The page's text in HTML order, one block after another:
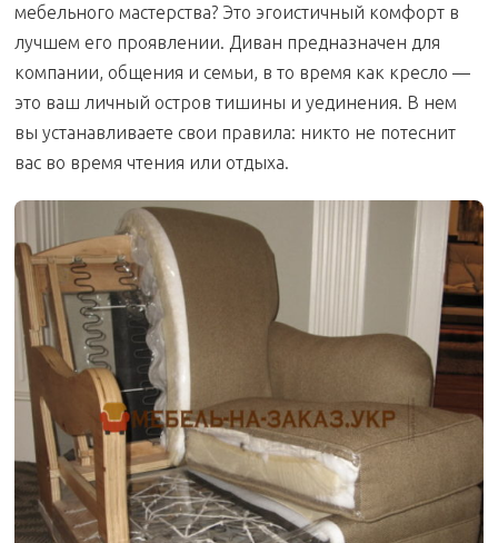
мебельного мастерства? Это эгоистичный комфорт в
лучшем его проявлении. Диван предназначен для
компании, общения и семьи, в то время как кресло —
это ваш личный остров тишины и уединения. В нем
вы устанавливаете свои правила: никто не потеснит
вас во время чтения или отдыха.